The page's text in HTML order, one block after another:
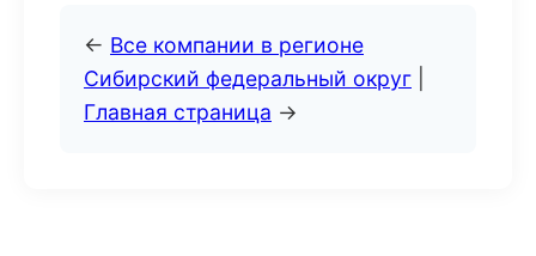
← Все компании в регионе
Сибирский федеральный округ
Главная страница →